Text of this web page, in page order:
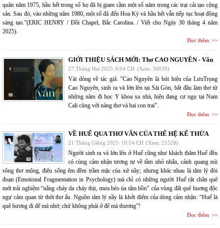
quân năm 1975, hầu hết trong số họ đã bị giam cầm một số năm trong các trại cải tạo cộng
sản. Sau đó, vào những năm 1980, một số đã đến Hoa Kỳ và hầu hết vẫn tiếp tục hoạt động
sáng tạo."(ERIC HENRY / Đồi Chapel, Bắc Carolina. / Viết cho Ngày 30 tháng 4 năm
2025).
Đọc thêm
GIỚI THIỆU SÁCH MỚI: Thơ CAO NGUYÊN - Vắn
27 Tháng Hai 2025 6:04 CH (Xem: 30039)
Vài dòng về tác giả: "Cao Nguyên là bút hiệu của LưuTrọng
Cao Nguyên, sinh ra và lớn lên tại Sài Gòn, bắt đầu làm thơ từ
những năm đi học Y khoa xa nhà, hiện đang cư ngụ tại Nam
Cali cùng với nàng thơ và hai con trai".
Đọc thêm
VỀ HUẾ QUA THƠ VĂN CỦA THẾ HỆ KẾ THỪA
21 Tháng Giêng 2025 10:14 CH (Xem: 21528)
Người sinh ra và lớn lên ở Huế cũng như khách thăm Huế đều
có cùng cảm nhận tương tự về tầm nhỏ nhắn, cảnh quang núi
sông thơ mộng, điệu sống êm đềm trầm mặc của xứ nầy; nhưng khác nhau là tâm lý đòi
đoạn (Emotional Fragmentation in Psychology) mà chỉ có những người Huế rặt chân quê
mới trải nghiệm “nắng cháy da cháy thịt, mưa héo úa tâm hồn” của vùng đất quê huơng độc
ngự cảm quan từ thời thơ ấu. Nguồn tâm lý nầy là khởi điểm của dòng cảm nhận: “Huế là
quê hương đi để mà nhớ; chứ không phải ở để mà thương”!
Đọc thêm